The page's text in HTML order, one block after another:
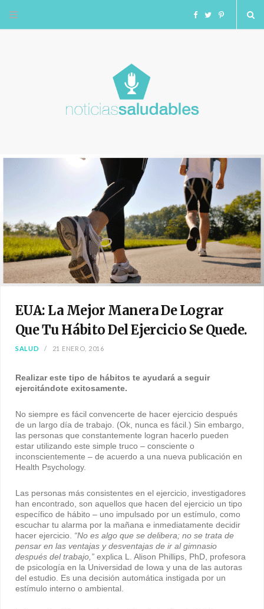
F
o
k
T
e
r
I
g
r
a
m
EUA: La Mejor Manera De Lograr
Que Tu Hábito Del Ejercicio Se Quede.
SALUD 21 ENERO, 2016
Realizar este tipo de hábitos te ayudará a seguir
ejercitándote exitosamente.
No siempre es fácil convencerte de hacer ejercicio después
de un largo día de trabajo. (Ok, nunca es fácil.) Sin embargo,
las personas que constantemente logran hacerlo pueden
estar utilizando este simple truco – consciente o
inconscientemente – de acuerdo a una nueva publicación en
Health Psychology.
Las personas más consistentes en el ejercicio, investigadores
han encontrado, son aquellos que hacen del ejercicio un tipo
específico de hábito – uno impulsado por un estímulo, como
escuchar tu alarma por la mañana e inmediatamente decidir
hacer ejercicio. “No es algo que se delibera; no se trata de
pensar en las ventajas y desventajas de ir al gimnasio
después del trabajo,” explica L. Alison Phillips, PhD, profesora
de psicología en la Universidad de Iowa y una de las autoras
del estudio. Es una decisión automática instigada por un
estímulo interno o ambiental.